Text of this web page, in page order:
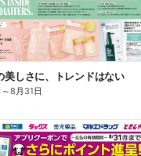
美しさに、トレンドはない
～8月31日